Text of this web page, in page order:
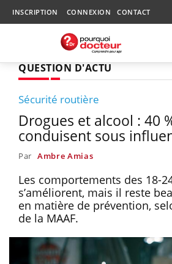
INSCRIPTION CONNEXION CONTACT
QUESTION D'ACTU
Sécurité routière
Drogues et alcool : 40
conduisent sous
Par Ambre Amias
Les comportements des 18-
s’améliorent, mais il reste
en matière de prévention,
de la MAAF.